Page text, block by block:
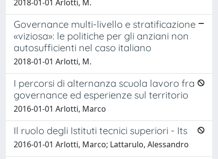
2018-01-01 Arlotti, M.
Governance multi-livello e stratificazione
«viziosa»: le politiche per gli anziani non
autosufficienti nel caso italiano
2018-01-01 Arlotti, M.
I percorsi di alternanza scuola lavoro fra
governance ed esperienze sul territorio
2016-01-01 Arlotti, Marco
Il ruolo degli Istituti tecnici superiori - Its
2016-01-01 Arlotti, Marco; Lattarulo, Alessandro